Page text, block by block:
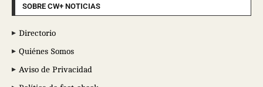
SOBRE CW+ NOTICIAS
Directorio
Quiénes Somos
Aviso de Privacidad